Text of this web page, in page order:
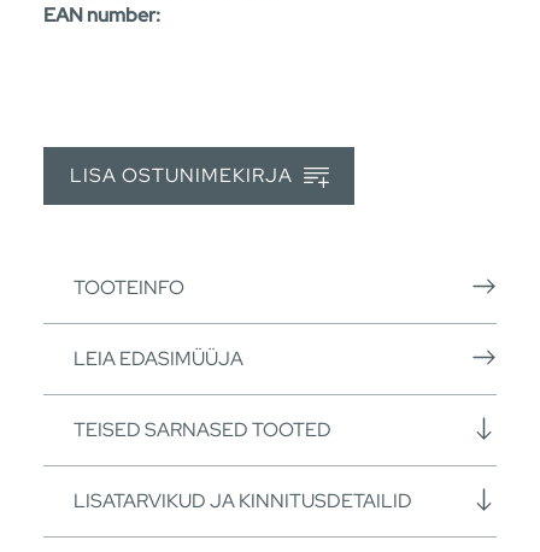
EAN number:
LISA OSTUNIMEKIRJA
TOOTEINFO
LEIA EDASIMÜÜJA
TEISED SARNASED TOOTED
LISATARVIKUD JA KINNITUSDETAILID